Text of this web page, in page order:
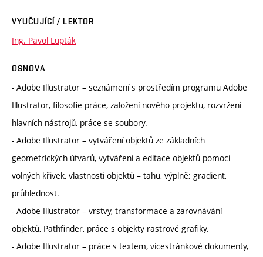
VYUČUJÍCÍ / LEKTOR
Ing. Pavol Lupták
OSNOVA
- Adobe Illustrator – seznámení s prostředím programu Adobe
Illustrator, filosofie práce, založení nového projektu, rozvržení
hlavních nástrojů, práce se soubory.
- Adobe Illustrator – vytváření objektů ze základních
geometrických útvarů, vytváření a editace objektů pomocí
volných křivek, vlastnosti objektů – tahu, výplně; gradient,
průhlednost.
- Adobe Illustrator – vrstvy, transformace a zarovnávání
objektů, Pathfinder, práce s objekty rastrové grafiky.
- Adobe Illustrator – práce s textem, vícestránkové dokumenty,